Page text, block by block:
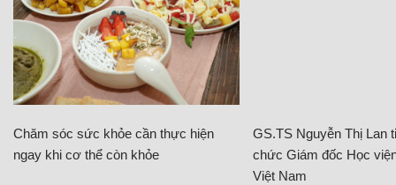
Chăm sóc sức khỏe cần thực hiện
ngay khi cơ thể còn khỏe
GS.TS Nguyễn Thị Lan
chức Giám đốc Học
Việt Nam